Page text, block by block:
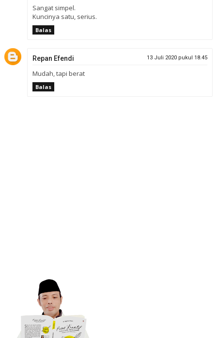
Sangat simpel.
Kuncinya satu, serius.
Balas
Repan Efendi 13 Juli 2020 pukul 18.45
Mudah, tapi berat
Balas